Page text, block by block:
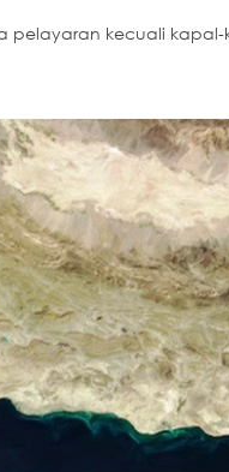
pelayaran kecuali